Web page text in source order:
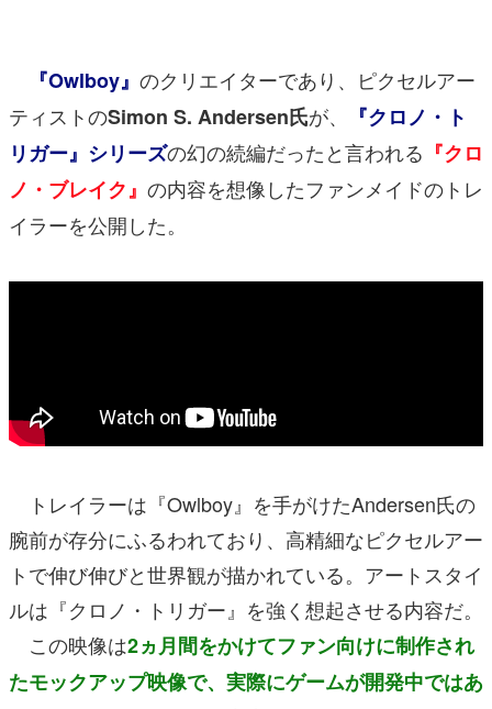
その他
電ファミニコゲーマーとは？
運営：株式会社マレ
『Owlboy』 のクリエイターであり、ピクセルアー
ティストのSimon S. Andersen氏が、
『クロノ・ト
リガー』シリーズの幻の続編だったと言われる 『クロ
ノ・ブレイク』 の内容を想像したファンメイドのトレ
イラーを公開した。
トレイラーは『Owlboy』を手がけたAndersen氏の
腕前が存分にふるわれており、高精細なピクセルアー
トで伸び伸びと世界観が描かれている。アートスタイ
ルは『クロノ・トリガー』を強く想起させる内容だ。
この映像は2ヵ月間をかけてファン向けに制作され
たモックアップ映像で、実際にゲームが開発中ではあ